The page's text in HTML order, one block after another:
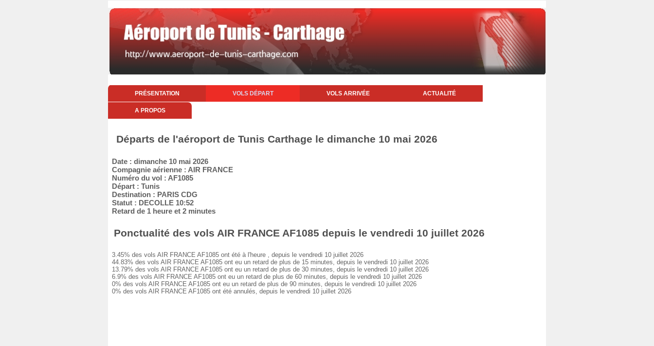
PRÉSENTATION VOLS DÉPART VOLS ARRIVÉE ACTUALITÉ
A PROPOS
Départs de l'aéroport de Tunis Carthage le dimanche 10 mai 2026
Date : dimanche 10 mai 2026
Compagnie aérienne : AIR FRANCE
Numéro du vol : AF1085
Départ : Tunis
Destination : PARIS CDG
Statut : DECOLLE 10:52
Retard de 1 heure et 2 minutes
Ponctualité des vols AIR FRANCE AF1085 depuis le vendredi 10 juillet 2026
3.45% des vols AIR FRANCE AF1085 ont été à l'heure , depuis le vendredi 10 juillet 2026
44.83% des vols AIR FRANCE AF1085 ont eu un retard de plus de 15 minutes, depuis le vendredi 10 juillet 2026
13.79% des vols AIR FRANCE AF1085 ont eu un retard de plus de 30 minutes, depuis le vendredi 10 juillet 2026
6.9% des vols AIR FRANCE AF1085 ont eu un retard de plus de 60 minutes, depuis le vendredi 10 juillet 2026
0% des vols AIR FRANCE AF1085 ont eu un retard de plus de 90 minutes, depuis le vendredi 10 juillet 2026
0% des vols AIR FRANCE AF1085 ont été annulés, depuis le vendredi 10 juillet 2026